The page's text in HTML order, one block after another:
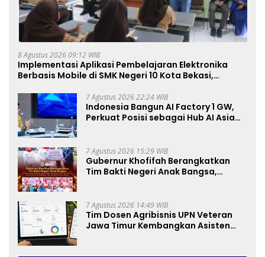
8 Agustus 2026 09:12 WIB
Implementasi Aplikasi Pembelajaran Elektronika
Berbasis Mobile di SMK Negeri 10 Kota Bekasi,
7 Agustus 2026 22:24 WIB
Indonesia Bangun AI Factory 1 GW,
Perkuat Posisi sebagai Hub AI Asia
7 Agustus 2026 15:29 WIB
Gubernur Khofifah Berangkatkan
Tim Bakti Negeri Anak Bangsa,
Kemerdekaan
7 Agustus 2026 14:49 WIB
Tim Dosen Agribisnis UPN Veteran
Jawa Timur Kembangkan Asisten